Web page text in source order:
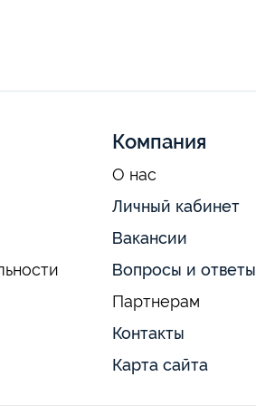
Компания
О нас
Личный кабинет
Вакансии
Вопросы и ответы
Партнерам
Контакты
Карта сайта